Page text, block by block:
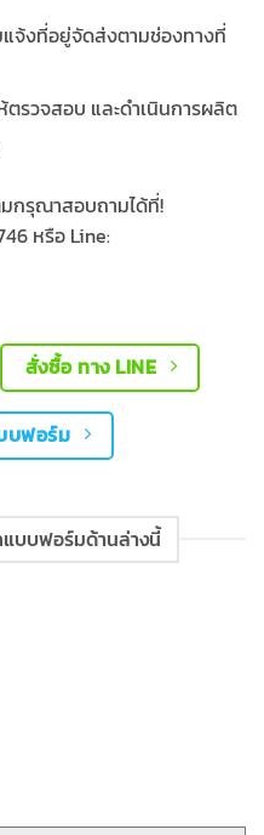
จ้งที่อยู่จัดส่งตามช่องทางที่
ตรวจสอบ และดำเนินการผลิต
กรุณาสอบถามได้ที่!
หรือ Line:
สั่งซื้อ ทาง LINE
บฟอร์ม
บบฟอร์มด้านล่างนี้